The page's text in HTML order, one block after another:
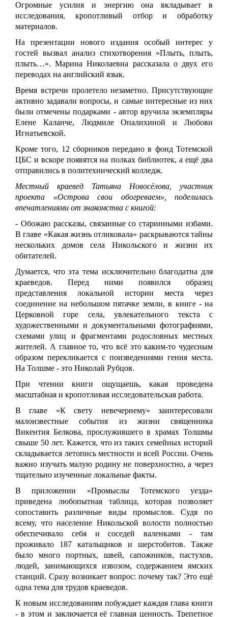
Огромные усилия и энергию она вкладывает в
исследования, кропотливый отбор и обработку
материалов.
На презентации нового издания особый интерес у
гостей вызвал анализ стихотворения «Плыть, плыть,
плыть…». Марина Николаевна рассказала о двух его
переводах на английский язык.
Время встречи пролетело незаметно. Присутствующие
активно задавали вопросы, и самые интересные из них
были отмечены подарками - автор вручила экземпляры
Елене Каланче, Людмиле Опалихиной и Любови
Игнатьевской.
Кроме того, 12 сборников передано в фонд Тотемской
ЦБС и вскоре появятся на полках библиотек, а ещё два
отправились в политехнический колледж.
Местный краевед Татьяна Новосёлова, участник
проекта «Острова свои обогреваем», поделилась
впечатлениями от знакомства с книгой:
- Обожаю рассказы, связанные со старинными избами.
В главе «Какая жизнь отликовала» раскрываются тайны
нескольких домов села Никольского и жизни их
обитателей.
Думается, что эта тема исключительно благодатна для
краеведов. Перед ними появился образец
представления локальной истории места через
соединение на небольшом пятачке земли, в книге - на
Церковной горе села, увлекательного текста с
художественными и документальными фотографиями,
схемами улиц и фрагментами родословных местных
жителей. А главное то, что всё это каким-то чудесным
образом перекликается с поизведениями гения места.
На Толшме - это Николай Рубцов.
При чтении книги ощущаешь, какая проведена
масштабная и кропотливая исследовательская работа.
В главе «К свету невечернему» заинтересовали
малоизвестные события из жизни священника
Викентия Белкова, прослужившего в храмах Толшмы
свыше 50 лет. Кажется, что из таких семейных историй
складывается летопись местности и всей России. Очень
важно изучать малую родину не поверхностно, а через
тщательно изученные локальные факты.
В приложении «Промыслы Тотемского уезда»
приведена любопытная таблица, которая позволяет
сопоставить различные виды промыслов. Судя по
всему, что население Никольской волости полностью
обеспечивало себя и соседей валенками - там
проживало 187 катальщиков и шерстобитов. Также
было много портных, швей, сапожников, пастухов,
людей, занимающихся извозом, содержанием ямских
станций. Сразу возникает вопрос: почему так? Это ещё
одна тема для трудов краеведов.
К новым исследованиям побуждает каждая глава книги
- в этом и заключается её главная ценность. Трепетное